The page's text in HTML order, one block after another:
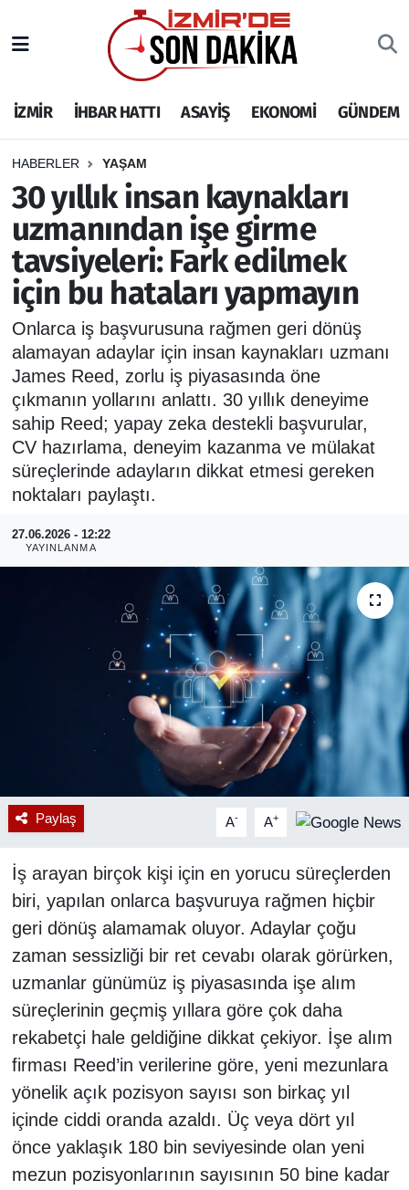
İZMİR İHBAR HATTI ASAYİŞ EKONOMİ GÜNDEM
HABERLER YAŞAM
30 yıllık insan kaynakları
uzmanından işe girme
tavsiyeleri: Fark edilmek
için bu hataları yapmayın
Onlarca iş başvurusuna rağmen geri dönüş
alamayan adaylar için insan kaynakları uzmanı
James Reed, zorlu iş piyasasında öne
çıkmanın yollarını anlattı. 30 yıllık deneyime
sahip Reed; yapay zeka destekli başvurular,
CV hazırlama, deneyim kazanma ve mülakat
süreçlerinde adayların dikkat etmesi gereken
noktaları paylaştı.
27.06.2026 - 12:22
YAYINLANMA
Paylaş A- A+
İş arayan birçok kişi için en yorucu süreçlerden
biri, yapılan onlarca başvuruya rağmen hiçbir
geri dönüş alamamak oluyor. Adaylar çoğu
zaman sessizliği bir ret cevabı olarak görürken,
uzmanlar günümüz iş piyasasında işe alım
süreçlerinin geçmiş yıllara göre çok daha
rekabetçi hale geldiğine dikkat çekiyor. İşe alım
firması Reed’in verilerine göre, yeni mezunlara
yönelik açık pozisyon sayısı son birkaç yıl
içinde ciddi oranda azaldı. Üç veya dört yıl
önce yaklaşık 180 bin seviyesinde olan yeni
mezun pozisyonlarının sayısının 50 bine kadar
İHBAR HATTI
DEPREM
GENEL
EKONOMİ
SİYASET
SPOR
ASAYİŞ
RESMİ REKLAM
İzmir Nöbetçi Eczaneler
İzmir Hava Durumu
İzmir Namaz Vakitleri
İzmir Trafik Yoğunluk Haritası
Puan Durumu ve Fikstür
Tüm Manşetler
Son Dakika Haberleri
Haber Arşivi